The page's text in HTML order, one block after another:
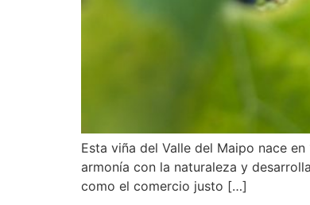
Esta viña del Valle del Maipo nace
armonía con la naturaleza y
como el comercio justo […]